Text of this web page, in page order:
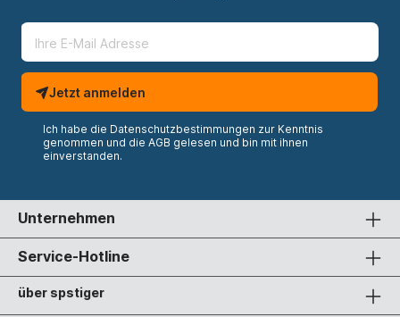
Jetzt anmelden
Ich habe die Datenschutzbestimmungen zur Kenntnis
genommen und die AGB gelesen und bin mit ihnen
einverstanden.
Unternehmen
Service-Hotline
über spstiger